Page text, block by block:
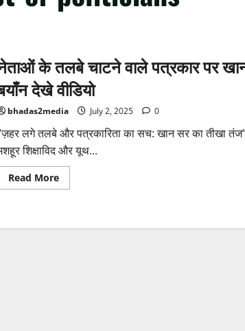
के तलबे चाटने वाले पत्रकार पर
देखे वीडियो
bhadas2media July 2, 2025 0
लगे तलबे और पत्रकारिता का सच: खान सर का तीखा
शिक्षाविद और यूथ...
Read MoreRead
more